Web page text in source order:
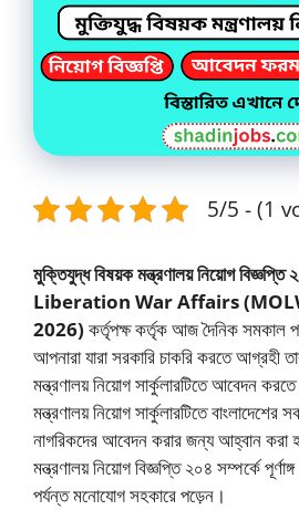
5/5 - (1
মুক্তিযুদ্ধ বিষয়ক মন্ত্রণালয় নিয়োগ বিজ্ঞপ্তি
Liberation War Affairs
2026) কর্তৃপক্ষ কর্তৃক আজ দৈনিক সমকাল
আপনারা যারা সরকারি চাকরি করতে আগ্রহী
মন্ত্রণালয় নিয়োগ সার্কুলারটিতে আবেদন
মন্ত্রণালয় নিয়োগ সার্কুলারটিতে
নাগরিকদের আবেদন করার জন্য আহ্বান করা
মন্ত্রণালয় নিয়োগ বিজ্ঞপ্তি ২০৪ সম্পর্কে
পর্যন্ত মনোযোগ সহকারে পড়েন।